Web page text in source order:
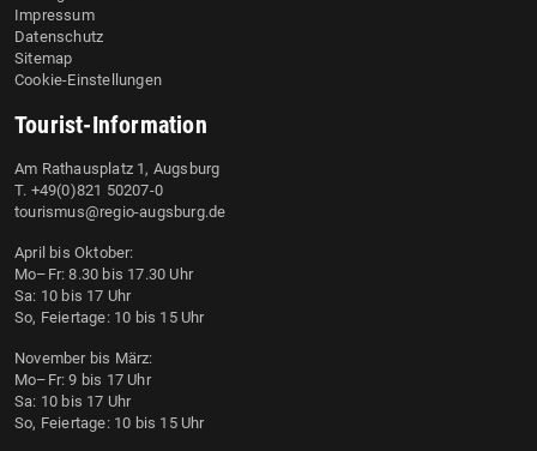
Impressum
Datenschutz
Sitemap
Cookie-Einstellungen
Tourist-Information
Am Rathausplatz 1, Augsburg
T. +49(0)821 50207-0
tourismus@regio-augsburg.de
April bis Oktober:
Mo–Fr: 8.30 bis 17.30 Uhr
Sa: 10 bis 17 Uhr
So, Feiertage: 10 bis 15 Uhr
November bis März:
Mo–Fr: 9 bis 17 Uhr
Sa: 10 bis 17 Uhr
So, Feiertage: 10 bis 15 Uhr